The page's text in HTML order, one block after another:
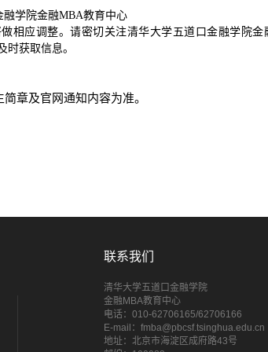
融学院金融MBA教育中心
相应调整。请密切关注清华大学五道口金融学院金
时获取信息。
章及官网通知内容为准。
联系我们
清华大学五道口金融学院
金融MBA教育中心
电话：010-62706165/62706166
E-mail：fmba@pbcsf.tsinghua.edu.cn
地址：北京市海淀区成府路43号